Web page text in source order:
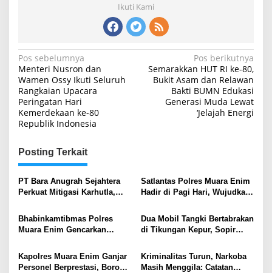
Ikuti Kami
Navigasi
pos
Pos sebelumnya
Menteri Nusron dan
Wamen Ossy Ikuti Seluruh
Rangkaian Upacara
Peringatan Hari
Kemerdekaan ke-80
Republik Indonesia
Pos berikutnya
Semarakkan HUT RI ke-80,
Bukit Asam dan Relawan
Bakti BUMN Edukasi
Generasi Muda Lewat
‘Jelajah Energi
Posting Terkait
PT Bara Anugrah Sejahtera
Perkuat Mitigasi Karhutla,
Lawang Kidul Edukasi Warga
Satlantas Polres Muara Enim
Hadir di Pagi Hari, Wujudkan
Arus Lalu Lintas
Bhabinkamtibmas Polres
Muara Enim Gencarkan
Muara Harapan
Dua Mobil Tangki Bertabrakan
di Tikungan Kepur, Sopir
Kapolres Muara Enim Ganjar
Personel Berprestasi, Borong
Kriminalitas Turun, Narkoba
Masih Menggila: Catatan